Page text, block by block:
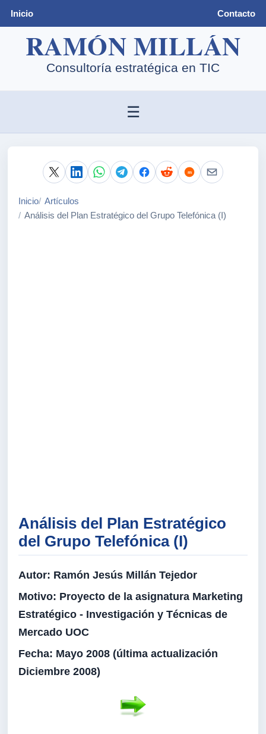
Inicio Contacto
☰
Inicio
Artículos
Análisis del Plan Estratégico del Grupo Telefónica (I)
Análisis del Plan Estratégico
del Grupo Telefónica (I)
Autor: Ramón Jesús Millán Tejedor
Motivo: Proyecto de la asignatura Marketing
Estratégico - Investigación y Técnicas de
Mercado UOC
Fecha: Mayo 2008 (última actualización
Diciembre 2008)